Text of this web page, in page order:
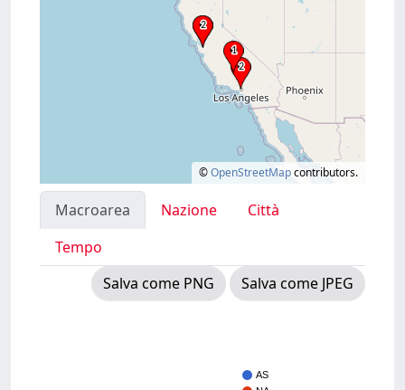
©OpenStreetMapcontributors.
Macroarea Nazione
Città
Tempo
Salva come PNG
Salva come JPEG
AS